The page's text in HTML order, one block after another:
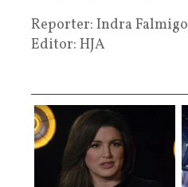
Reporter: Indra Falmigo
Editor: HJA